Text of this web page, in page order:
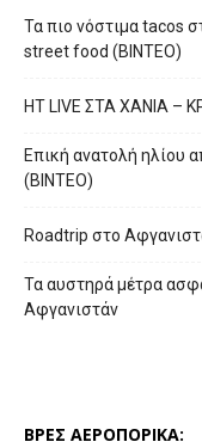
Τα πιο νόστιμα tacos
street food (ΒΙΝΤΕΟ)
HT LIVE ΣΤΑ ΧΑΝΙΑ –
Επική ανατολή ηλίου
(ΒΙΝΤΕΟ)
Roadtrip στο
Τα αυστηρά μέτρα
Αφγανιστάν
ΒΡΕΣ ΑΕΡΟΠΟΡΙΚΑ: